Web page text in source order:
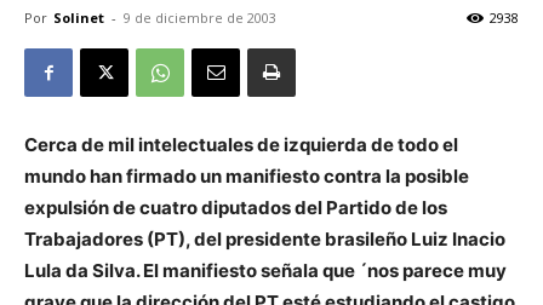
Por Solinet - 9 de diciembre de 2003 2938
Cerca de mil intelectuales de izquierda de todo el
mundo han firmado un manifiesto contra la posible
expulsión de cuatro diputados del Partido de los
Trabajadores (PT), del presidente brasileño Luiz Inacio
Lula da Silva. El manifiesto señala que ´nos parece muy